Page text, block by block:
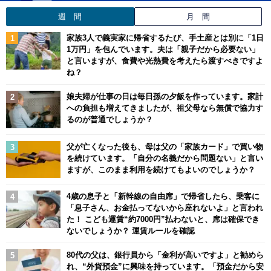
週 間 月 間
家族3人で義実家に帰省するたび、手土産とは別に「1日
1万円」を包んでいます。夫は「親子だから必要ない」
と言いますが、食費や光熱費を考えたら渡すべきですよ
ね？
娘夫婦が仕事の日は毎日孫の夕飯を作っています。家計
への負担も増えてきましたが、祖父母なら無償で協力す
るのが普通でしょうか？
父が亡くなった後も、母は父の「家族カード」で買い物
を続けています。「自分の名義だから問題ない」と言い
ますが、このまま利用を続けてもよいのでしょうか？
4歳の息子と「新幹線の自由席」で帰省したら、乗客に
「息子さん、お金払ってないから座れないよ」と言われ
た！ こども運賃“約7000円”払わないと、席は確保でき
ないでしょうか？ 運賃ルールを確認
80代の父は、銀行員から「金利が高いですよ」と勧めら
れ、“外貨預金”に興味を持っています。「預金だから安